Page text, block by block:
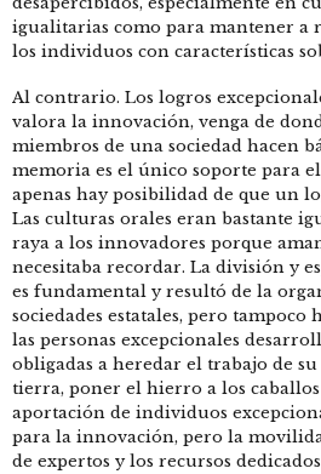
igualitarias como para mantener a
los individuos con características
Al contrario. Los logros
valora la innovación, venga de
miembros de una sociedad hacen
memoria es el único soporte para
apenas hay posibilidad de que un
Las culturas orales eran bastante
raya a los innovadores porque
necesitaba recordar. La división y
es fundamental y resultó de la
sociedades estatales, pero tampoco
las personas excepcionales
obligadas a heredar el trabajo de
tierra, poner el hierro a los caballos
aportación de individuos
para la innovación, pero la
de expertos y los recursos